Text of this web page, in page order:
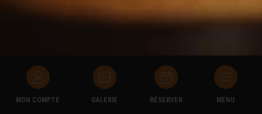
MON COMPTE GALERIE RÉSERVER MENU